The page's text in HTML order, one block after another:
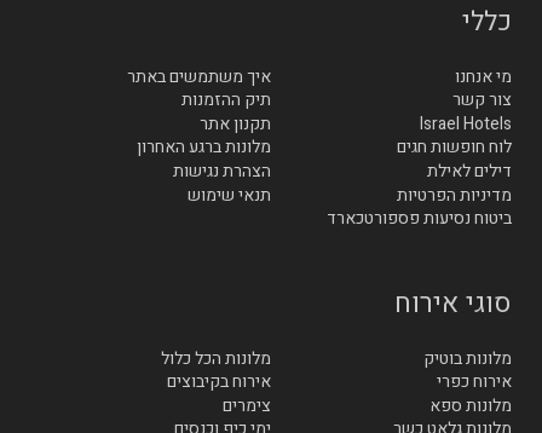
כללי
מי אנחנו
איך משתמשים באתר
צור קשר
תיק ההזמנות
Israel Hotels
תקנון אתר
לוח חופשות חגים
מלונות ברגע האחרון
דילים לאילת
הצהרת נגישות
מדיניות הפרטיות
תנאי שימוש
ביטוח נסיעות פספורטכארד
סוגי אירוח
מלונות בוטיק
מלונות הכל כלול
אירוח כפרי
אירוח בקיבוצים
מלונות ספא
צימרים